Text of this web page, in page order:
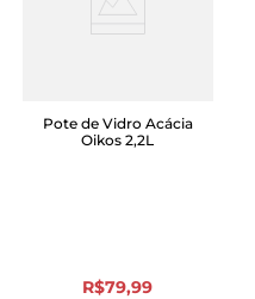
Pote de Vidro Acácia
Oikos 2,2L
R$79,99